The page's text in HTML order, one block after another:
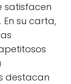
satisfacen
su carta,
destacan